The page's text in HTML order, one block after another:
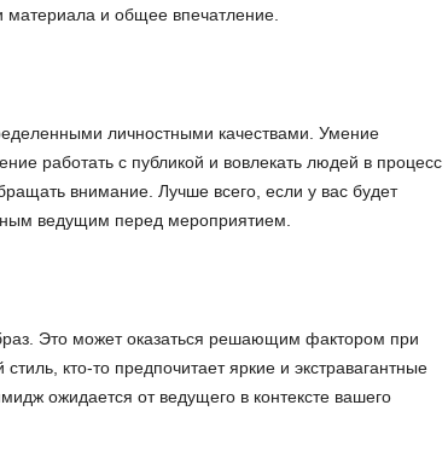
материала и общее впечатление.
личностными качествами. Умение
работать с публикой и вовлекать людей в процесс
внимание. Лучше всего, если у вас будет
ведущим перед мероприятием.
Это может оказаться решающим фактором при
кто-то предпочитает яркие и экстравагантные
ожидается от ведущего в контексте вашего